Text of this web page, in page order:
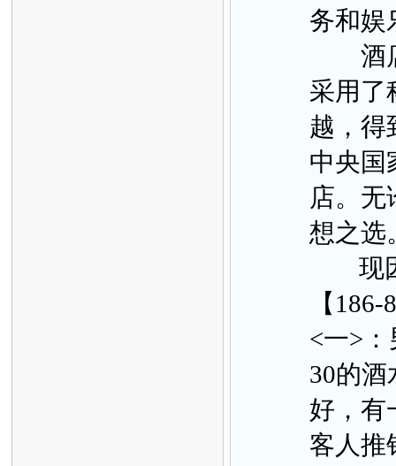
务和娱
酒店
采用了
越，得
中央国
店。无
想之
现因
【
<一>
30的酒
好，有
客人推